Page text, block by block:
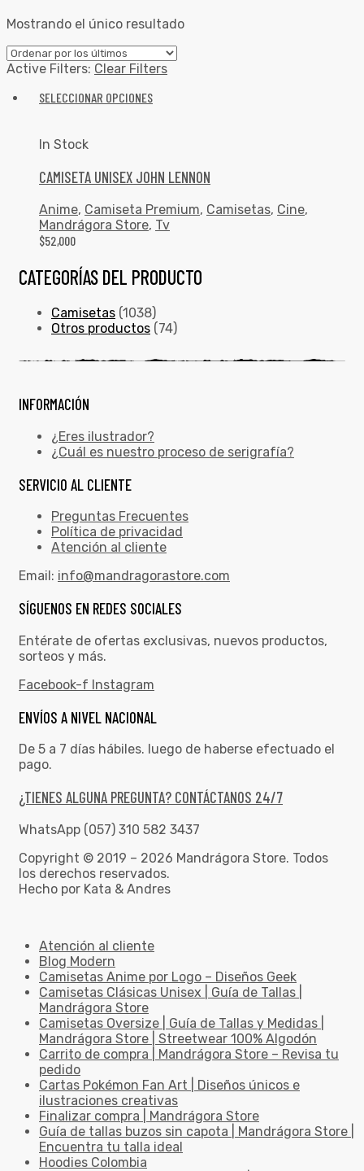
Mostrando el único resultado
Active Filters: Clear Filters
SELECCIONAR OPCIONES
In Stock
CAMISETA UNISEX JOHN LENNON
Anime, Camiseta Premium, Camisetas, Cine,
Mandrágora Store, Tv
$52,000
CATEGORÍAS DEL PRODUCTO
Camisetas (1038)
Otros productos (74)
INFORMACIÓN
¿Eres ilustrador?
¿Cuál es nuestro proceso de serigrafía?
SERVICIO AL CLIENTE
Preguntas Frecuentes
Política de privacidad
Atención al cliente
Email: info@mandragorastore.com
SÍGUENOS EN REDES SOCIALES
Entérate de ofertas exclusivas, nuevos productos,
sorteos y más.
Facebook-f Instagram
ENVÍOS A NIVEL NACIONAL
De 5 a 7 días hábiles. luego de haberse efectuado el
pago.
¿TIENES ALGUNA PREGUNTA? CONTÁCTANOS 24/7
WhatsApp (057) 310 582 3437
Copyright © 2019 – 2026 Mandrágora Store. Todos
los derechos reservados.
Hecho por Kata & Andres
Atención al cliente
Blog Modern
Camisetas Anime por Logo – Diseños Geek
Camisetas Clásicas Unisex | Guía de Tallas |
Mandrágora Store
Camisetas Oversize | Guía de Tallas y Medidas |
Mandrágora Store | Streetwear 100% Algodón
Carrito de compra | Mandrágora Store – Revisa tu
pedido
Cartas Pokémon Fan Art | Diseños únicos e
ilustraciones creativas
Finalizar compra | Mandrágora Store
Guía de tallas buzos sin capota | Mandrágora Store |
Encuentra tu talla ideal
Hoodies Colombia